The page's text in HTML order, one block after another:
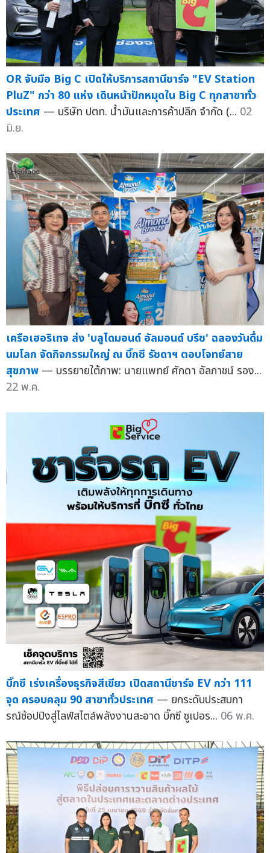
OR จับมือ Big C เปิดให้บริการสถานีชาร์จ "EV Station
PluZ" กว่า 80 แห่ง เดินหน้าปักหมุดใน Big C ทุกสาขาทั่ว
ประเทศ — บริษัท ปตท. น้ำมันและการค้าปลีก จำกัด (... 02
มิ.ย.
เครือเฮอริเทจ ส่ง 'บลูไดมอนด์ อัลมอนด์ บรีซ' ฉลองวันดื่ม
นมโลก จัดกิจกรรมใหญ่ ณ บิ๊กซี รัชดาฯ ตอบโจทย์สาย
สุขภาพ — บรรยายใต้ภาพ: นายแพทย์ ศักดา อัลภาชน์ รอง...
22 พ.ค.
บิ๊กซี เร่งเครื่องธุรกิจสีเขียว เปิดสถานีชาร์จ EV กว่า 111
จุด ครอบคลุม 90 สาขาทั่วประเทศ — ยกระดับประสบกา
รณ์ช้อปปิงสู่ไลฟ์สไตล์พลังงานสะอาด บิ๊กซี ซูเปอร... 06 พ.ค.